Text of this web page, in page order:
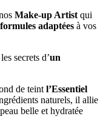
Make-up Artist qui
formules adaptées à vos
secrets d’un
de teint l’Essentiel
naturels, il allie
belle et hydratée